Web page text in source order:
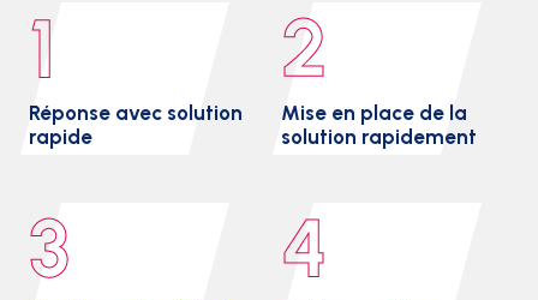
1
Réponse avec solution
rapide
2
Mise en place de la
solution rapidement
3 4